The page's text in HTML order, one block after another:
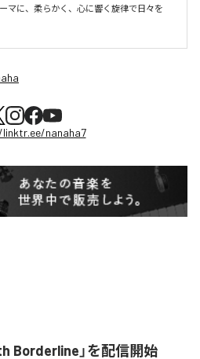
マに、柔らかく、心に響く旋律で日々を
nanaha7
Borderline」を配信開始